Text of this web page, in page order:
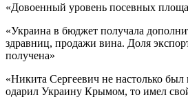
«Довоенный уровень посевных
«Украина в бюджет получала
здравниц, продажи вина. Доля
получена»
«Никита Сергеевич не настолько
одарил Украину Крымом, то имел